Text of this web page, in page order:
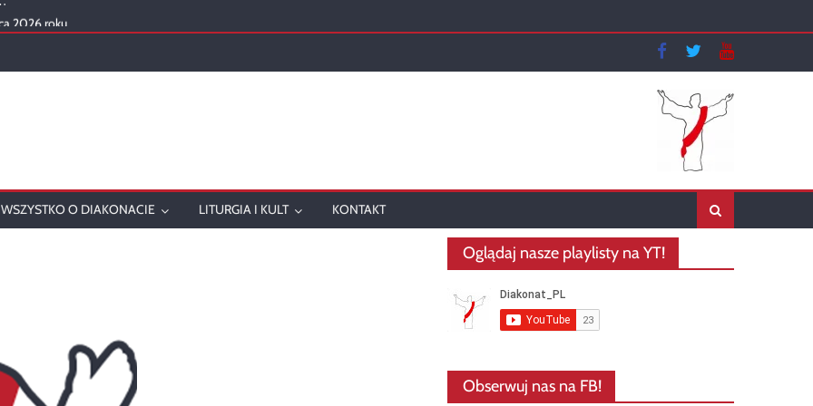
2026 roku
w 2025 roku
WSZYSTKO O DIAKONACIE LITURGIA I KULT KONTAKT
Oglądaj nasze playlisty na YT!
Obserwuj nas na FB!